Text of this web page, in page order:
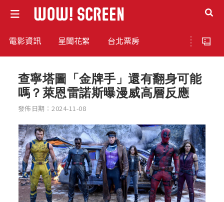
電影資訊 星聞花絮 台北票房
查寧塔圖「金牌手」還有翻身可能
嗎？萊恩雷諾斯曝漫威高層反應
發佈日期：2024-11-08